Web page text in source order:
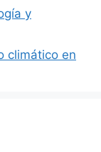
y
climático en